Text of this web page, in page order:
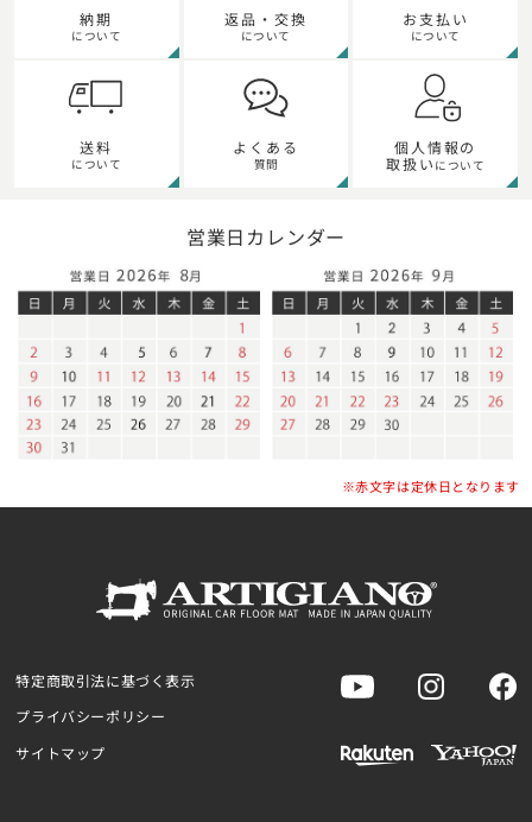
納期
について
返品・交換
について
お支払い
について
送料
について
よくある
質問
個人情報の
取扱い について
営業日カレンダー
※赤文字は定休日となります
特定商取引法に基づく表示
プライバシーポリシー
サイトマップ